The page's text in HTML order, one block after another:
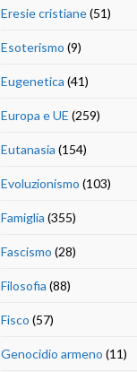
Eresie cristiane(51)
Esoterismo (9)
Eugenetica (41)
Europa e UE (259)
Eutanasia (154)
Evoluzionismo (103)
Famiglia (355)
Fascismo (28)
Filosofia (88)
Fisco (57)
Genocidio armeno (11)